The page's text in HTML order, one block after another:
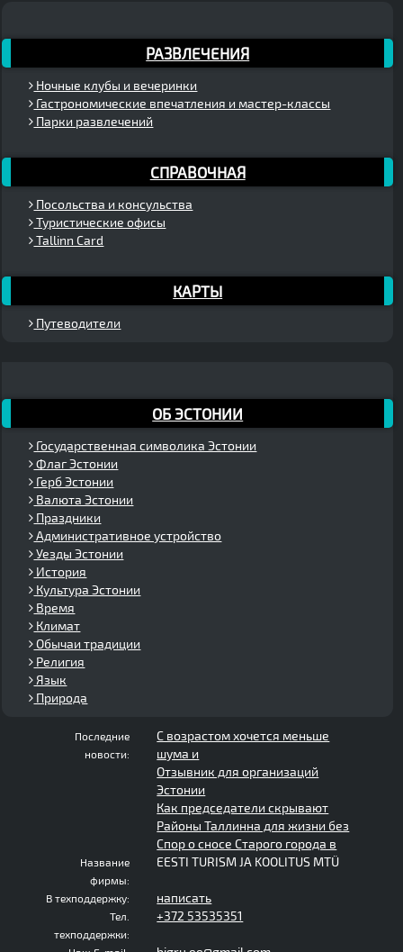
РАЗВЛЕЧЕНИЯ
Ночные клубы и вечеринки
Гастрономические впечатления и мастер-классы
Парки развлечений
СПРАВОЧНАЯ
Посольства и консульства
Туристические офисы
Tallinn Card
КАРТЫ
Путеводители
ОБ ЭСТОНИИ
Государственная символика Эстонии
Флаг Эстонии
Герб Эстонии
Валюта Эстонии
Праздники
Административное устройство
Уезды Эстонии
История
Культура Эстонии
Время
Климат
Обычаи традиции
Религия
Язык
Природа
Последние
новости:
С возрастом хочется меньше
шума и
Отзывник для организаций
Эстонии
Как председатели скрывают
Районы Таллинна для жизни без
Спор о сносе Старого города в
Название
фирмы:
EESTI TURISM JA KOOLITUS MTÜ
В техподдержку: написать
Тел.
техподдержки:
+372 53535351